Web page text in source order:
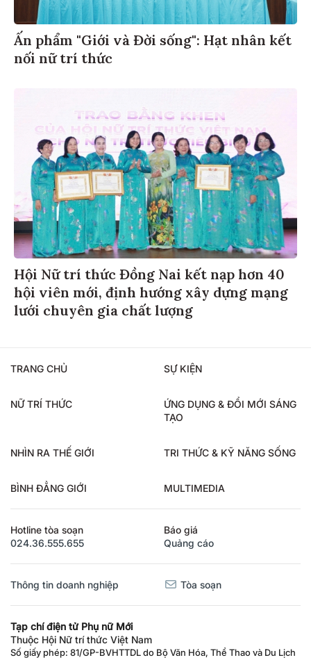
Ấn phẩm "Giới và Đời sống": Hạt nhân kết
nối nữ trí thức
Hội Nữ trí thức Đồng Nai kết nạp hơn 40
hội viên mới, định hướng xây dựng mạng
lưới chuyên gia chất lượng
TRANG CHỦ SỰ KIỆN
NỮ TRÍ THỨC
ỨNG DỤNG & ĐỔI MỚI SÁNG
TẠO
NHÌN RA THẾ GIỚI TRI THỨC & KỸ NĂNG SỐNG
BÌNH ĐẲNG GIỚI MULTIMEDIA
Hotline tòa soạn
024.36.555.655
Báo giá
Quảng cáo
Thông tin doanh nghiệp Tòa soạn
Tạp chí điện tử Phụ nữ Mới
Thuộc Hội Nữ trí thức Việt Nam
Số giấy phép: 81/GP-BVHTTDL do Bộ Văn Hóa, Thể Thao và Du Lịch